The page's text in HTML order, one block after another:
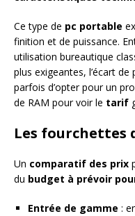
Ce type de pc portable
finition et de puissance.
utilisation bureautique
plus exigeantes, l’écart
parfois d’opter pour un
de RAM pour voir le tarif
Les fourchettes
Un comparatif des prix
du budget à prévoir
Entrée de gamme :